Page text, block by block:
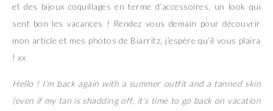
et des bijoux coquillages en terme d’accessoires, un look qui
sent bon les vacances ! Rendez vous demain pour découvrir
mon article et mes photos de Biarritz, j’espère qu’il vous plaira
! xx
Hello ! I’m back again with a summer outfit and a tanned skin
(even if my tan is shadding off, it’s time to go back on vacation